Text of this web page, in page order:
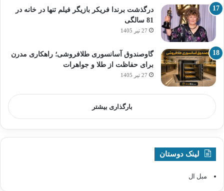
درگذشت برندا فریکر بازیگر فیلم تنها در خانه در
81 سالگی
27 تیر 1405
گاوصندوق آسانسوری طلافروشی؛ راهکاری مدرن
برای حفاظت از طلا و جواهرات
27 تیر 1405
بارگذاری بیشتر
لینک دوستان
مبل ال